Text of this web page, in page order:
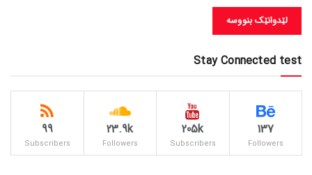
Stay Connected test
137
Followers
205k
Subscribers
23.9k
Followers
99
Subscribers